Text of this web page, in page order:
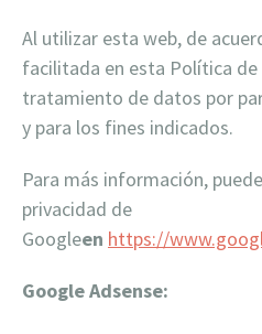
Al utilizar esta web, de
facilitada en esta Política
tratamiento de datos por
y para los fines indicados.
Para más información,
privacidad de
Googleen https://
Google Adsense: